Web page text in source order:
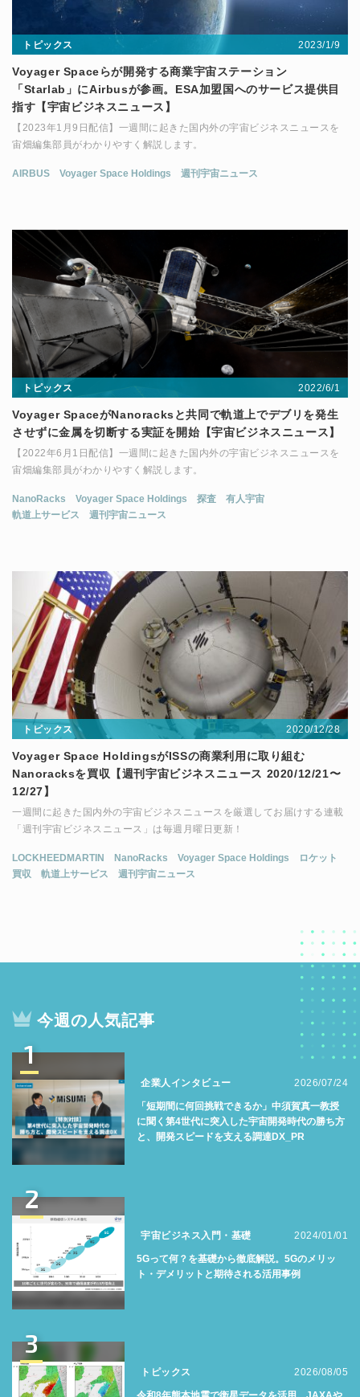
トピックス 2023/1/9
Voyager Spaceらが開発する商業宇宙ステーション
「Starlab」にAirbusが参画。ESA加盟国へのサービス提供目
指す【宇宙ビジネスニュース】
【2023年1月9日配信】一週間に起きた国内外の宇宙ビジネスニュースを
宙畑編集部員がわかりやすく解説します。
AIRBUS Voyager Space Holdings 週刊宇宙ニュース
トピックス 2022/6/1
Voyager SpaceがNanoracksと共同で軌道上でデブリを発生
させずに金属を切断する実証を開始【宇宙ビジネスニュース】
【2022年6月1日配信】一週間に起きた国内外の宇宙ビジネスニュースを
宙畑編集部員がわかりやすく解説します。
NanoRacks Voyager Space Holdings 探査
有人宇宙
軌道上サービス
週刊宇宙ニュース
トピックス 2020/12/28
Voyager Space HoldingsがISSの商業利用に取り組む
Nanoracksを買収【週刊宇宙ビジネスニュース 2020/12/21〜
12/27】
一週間に起きた国内外の宇宙ビジネスニュースを厳選してお届けする連載
「週刊宇宙ビジネスニュース」は毎週月曜日更新！
LOCKHEEDMARTIN NanoRacks Voyager Space Holdings
ロケット
買収
軌道上サービス 週刊宇宙ニュース
今週の人気記事
1
企業人インタビュー 2026/07/24
「短期間に何回挑戦できるか」中須賀真一教授
に聞く第4世代に突入した宇宙開発時代の勝ち方
と、開発スピードを支える調達DX_PR
2
宇宙ビジネス入門・基礎 2024/01/01
5Gって何？を基礎から徹底解説。5Gのメリッ
ト・デメリットと期待される活用事例
3
トピックス 2026/08/05